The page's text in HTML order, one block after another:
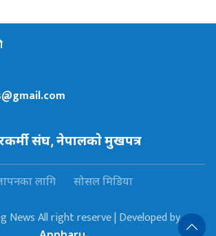
संघ, नेपालकाे मुखपत्र
लागि सोसल मिडिया
News All right reserve | Developed by :